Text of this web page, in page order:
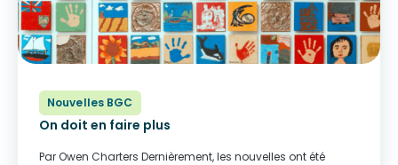
Nouvelles BGC
On doit en faire plus
Par Owen Charters Dernièrement, les nouvelles ont été